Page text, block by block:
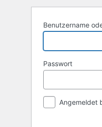
Benutzername
Passwort
Angemeldet